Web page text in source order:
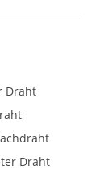
Draht
Draht